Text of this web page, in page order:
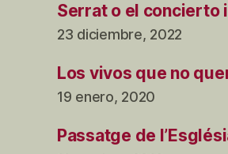
Serrat o el concierto
23 diciembre, 2022
Los vivos que no
19 enero, 2020
Passatge de